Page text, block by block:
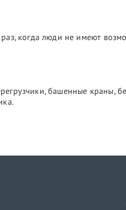
когда люди не имеют
башенные краны,